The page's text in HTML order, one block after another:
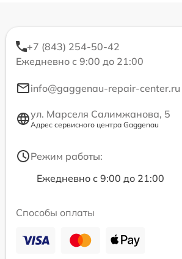
+7 (843) 254-50-42
Ежедневно с 9:00 до 21:00
info@gaggenau-repair-center.ru
ул. Марселя Салимжанова, 5
Адрес сервисного центра Gaggenau
Режим работы:
Ежедневно с 9:00 до 21:00
Способы оплаты